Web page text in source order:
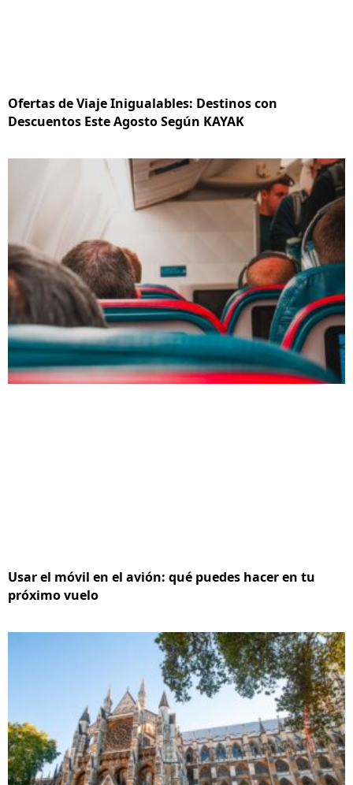
Ofertas de Viaje Inigualables: Destinos con
Descuentos Este Agosto Según KAYAK
Usar el móvil en el avión: qué puedes hacer en tu
próximo vuelo